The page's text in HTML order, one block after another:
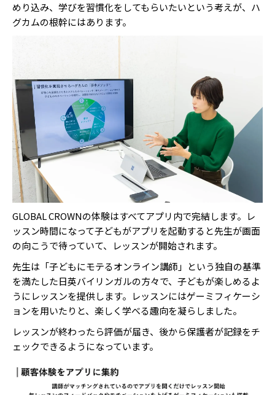
めり込み、学びを習慣化をしてもらいたいという考えが、ハ
グカムの根幹にはあります。
GLOBAL CROWNの体験はすべてアプリ内で完結します。レ
ッスン時間になって子どもがアプリを起動すると先生が画面
の向こうで待っていて、レッスンが開始されます。
先生は「子どもにモテるオンライン講師」という独自の基準
を満たした日英バイリンガルの方々で、子どもが楽しめるよ
うにレッスンを提供します。レッスンにはゲーミフィケーシ
ョンを用いたりと、楽しく学べる趣向を凝らしました。
レッスンが終わったら評価が届き、後から保護者が記録をチ
ェックできるようになっています。